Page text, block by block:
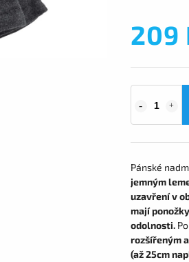
209
Pánské
jemným
uzavření v
mají
odolnosti.
rozšířeným
(až 25cm